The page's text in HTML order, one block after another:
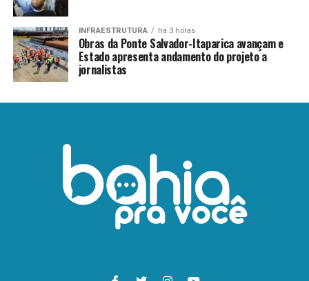
INFRAESTRUTURA há 3 horas
Obras da Ponte Salvador-Itaparica avançam e
Estado apresenta andamento do projeto a
jornalistas